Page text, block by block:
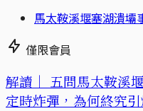
馬太鞍溪堰塞湖潰壩
僅限會員
解讀｜ 五問馬太鞍溪
定時炸彈，為何終究引